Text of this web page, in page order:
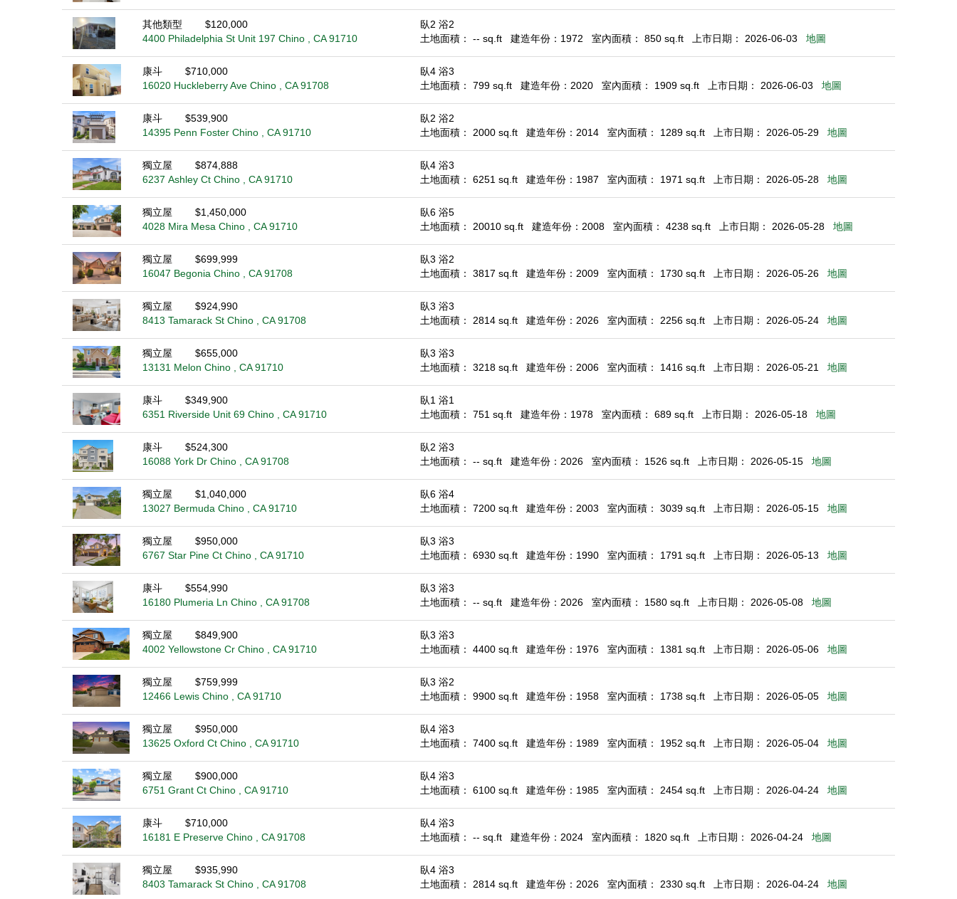
其他類型
$120,000
4400 Philadelphia St Unit 197 Chino , CA 91710
臥2 浴2
土地面積： -- sq.ft
建造年份：1972 室內面積： 850 sq.ft 上市日期： 2026-06-03 地圖
康斗
$710,000
16020 Huckleberry Ave Chino , CA 91708
臥4 浴3
土地面積： 799 sq.ft
建造年份：2020 室內面積： 1909 sq.ft 上市日期： 2026-06-03 地圖
康斗
$539,900
14395 Penn Foster Chino , CA 91710
臥2 浴2
土地面積： 2000 sq.ft
建造年份：2014 室內面積： 1289 sq.ft 上市日期： 2026-05-29 地圖
獨立屋
$874,888
6237 Ashley Ct Chino , CA 91710
臥4 浴3
土地面積： 6251 sq.ft
建造年份：1987 室內面積： 1971 sq.ft 上市日期： 2026-05-28 地圖
獨立屋
$1,450,000
4028 Mira Mesa Chino , CA 91710
臥6 浴5
土地面積： 20010 sq.ft
建造年份：2008 室內面積： 4238 sq.ft 上市日期： 2026-05-28 地圖
獨立屋
$699,999
16047 Begonia Chino , CA 91708
臥3 浴2
土地面積： 3817 sq.ft
建造年份：2009 室內面積： 1730 sq.ft 上市日期： 2026-05-26 地圖
獨立屋
$924,990
8413 Tamarack St Chino , CA 91708
臥3 浴3
土地面積： 2814 sq.ft
建造年份：2026 室內面積： 2256 sq.ft 上市日期： 2026-05-24 地圖
獨立屋
$655,000
13131 Melon Chino , CA 91710
臥3 浴3
土地面積： 3218 sq.ft
建造年份：2006 室內面積： 1416 sq.ft 上市日期： 2026-05-21 地圖
康斗
$349,900
6351 Riverside Unit 69 Chino , CA 91710
臥1 浴1
土地面積： 751 sq.ft
建造年份：1978 室內面積： 689 sq.ft 上市日期： 2026-05-18 地圖
康斗
$524,300
16088 York Dr Chino , CA 91708
臥2 浴3
土地面積： -- sq.ft
建造年份：2026 室內面積： 1526 sq.ft 上市日期： 2026-05-15 地圖
獨立屋
$1,040,000
13027 Bermuda Chino , CA 91710
臥6 浴4
土地面積： 7200 sq.ft
建造年份：2003 室內面積： 3039 sq.ft 上市日期： 2026-05-15 地圖
獨立屋
$950,000
6767 Star Pine Ct Chino , CA 91710
臥3 浴3
土地面積： 6930 sq.ft
建造年份：1990 室內面積： 1791 sq.ft 上市日期： 2026-05-13 地圖
康斗
$554,990
16180 Plumeria Ln Chino , CA 91708
臥3 浴3
土地面積： -- sq.ft
建造年份：2026 室內面積： 1580 sq.ft 上市日期： 2026-05-08 地圖
獨立屋
$849,900
4002 Yellowstone Cr Chino , CA 91710
臥3 浴3
土地面積： 4400 sq.ft
建造年份：1976 室內面積： 1381 sq.ft 上市日期： 2026-05-06 地圖
獨立屋
$759,999
12466 Lewis Chino , CA 91710
臥3 浴2
土地面積： 9900 sq.ft
建造年份：1958 室內面積： 1738 sq.ft 上市日期： 2026-05-05 地圖
獨立屋
$950,000
13625 Oxford Ct Chino , CA 91710
臥4 浴3
土地面積： 7400 sq.ft
建造年份：1989 室內面積： 1952 sq.ft 上市日期： 2026-05-04 地圖
獨立屋
$900,000
6751 Grant Ct Chino , CA 91710
臥4 浴3
土地面積： 6100 sq.ft
建造年份：1985 室內面積： 2454 sq.ft 上市日期： 2026-04-24 地圖
康斗
$710,000
16181 E Preserve Chino , CA 91708
臥4 浴3
土地面積： -- sq.ft
建造年份：2024 室內面積： 1820 sq.ft 上市日期： 2026-04-24 地圖
獨立屋
$935,990
8403 Tamarack St Chino , CA 91708
臥4 浴3
土地面積： 2814 sq.ft
建造年份：2026 室內面積： 2330 sq.ft 上市日期： 2026-04-24 地圖